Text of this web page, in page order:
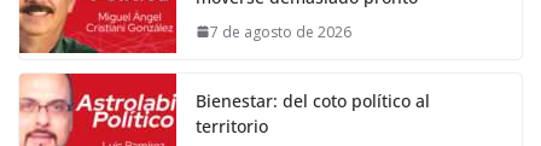
7 de agosto de 2026
Bienestar: del coto político al
territorio